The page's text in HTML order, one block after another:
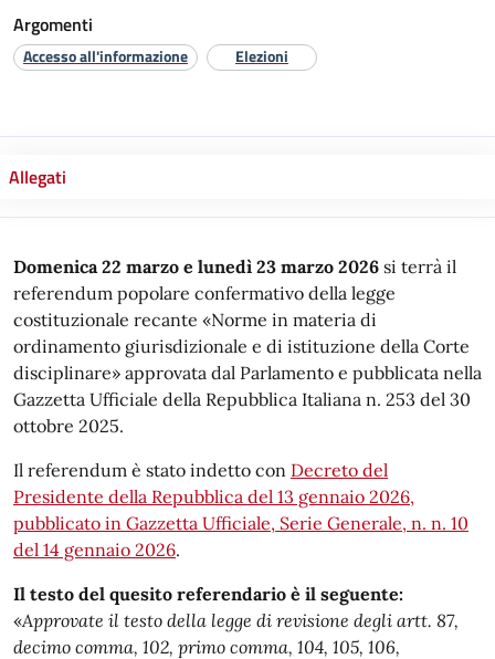
Argomenti
Accesso all'informazione Elezioni
Allegati
Domenica 22 marzo e lunedì 23 marzo 2026 si terrà il
referendum popolare confermativo della legge
costituzionale recante «Norme in materia di
ordinamento giurisdizionale e di istituzione della Corte
disciplinare» approvata dal Parlamento e pubblicata nella
Gazzetta Ufficiale della Repubblica Italiana n. 253 del 30
ottobre 2025.
Il referendum è stato indetto con Decreto del
Presidente della Repubblica del 13 gennaio 2026,
pubblicato in Gazzetta Ufficiale, Serie Generale, n. n. 10
del 14 gennaio 2026.
Il testo del quesito referendario è il seguente:
«Approvate il testo della legge di revisione degli artt. 87,
decimo comma, 102, primo comma, 104, 105, 106,